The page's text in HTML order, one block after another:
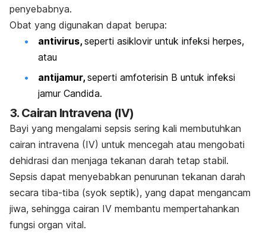
penyebabnya.
Obat yang digunakan dapat berupa:
antivirus, seperti asiklovir untuk infeksi herpes,
atau
antijamur, seperti amfoterisin B untuk infeksi
jamur Candida.
3. Cairan Intravena (IV)
Bayi yang mengalami sepsis sering kali membutuhkan
cairan intravena (IV) untuk mencegah atau mengobati
dehidrasi dan menjaga tekanan darah tetap stabil.
Sepsis dapat menyebabkan penurunan tekanan darah
secara tiba-tiba (syok septik), yang dapat mengancam
jiwa, sehingga cairan IV membantu mempertahankan
fungsi organ vital.